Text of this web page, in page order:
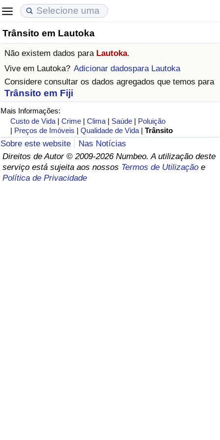
Trânsito em Lautoka
Não existem dados para Lautoka.
Vive em Lautoka? Adicionar dadospara Lautoka
Considere consultar os dados agregados que temos para
Trânsito em Fiji
Mais Informações:
Custo de Vida |Crime |Clima | Saúde | Poluição
| Preços de Imóveis |Qualidade de Vida |Trânsito
Sobre este website
Nas Notícias
Direitos de Autor © 2009-2026 Numbeo. A utilização deste
serviço está sujeita aos nossos Termos de Utilização e
Política de Privacidade
Custo de Vida
Indicador de Custo de Vida
Indicador de Custo de Vida Por País
em Aqaba
Preços de Imóveis
Indicador de Preços de Imóveis
Indicador de Preços de Imóveis por País
Qualidade de Vida
Indicador de Qualidade de Vida (Atual)
Índice de qualidade de vida por país
Crime
Taxa do Indicador de Crime (Atual)